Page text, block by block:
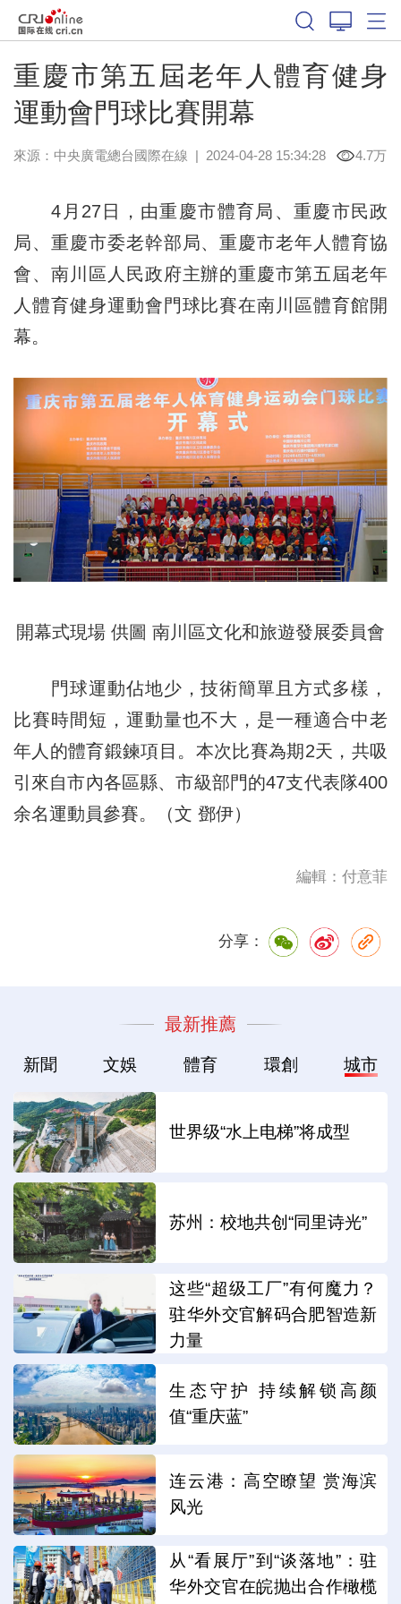
重慶市第五屆老年人體育健身
運動會門球比賽開幕
來源：中央廣電總台國際在線 | 2024-04-28 15:34:28 4.7万
4月27日，由重慶市體育局、重慶市民政
局、重慶市委老幹部局、重慶市老年人體育協
會、南川區人民政府主辦的重慶市第五屆老年
人體育健身運動會門球比賽在南川區體育館開
幕。
開幕式現場 供圖 南川區文化和旅遊發展委員會
門球運動佔地少，技術簡單且方式多樣，
比賽時間短，運動量也不大，是一種適合中老
年人的體育鍛鍊項目。本次比賽為期2天，共吸
引來自市內各區縣、市級部門的47支代表隊400
余名運動員參賽。（文 鄧伊）
編輯：付意菲
分享：
最新推薦
新聞 文娛 體育 環創 城市
世界级“水上电梯”将成型
苏州：校地共创“同里诗光”
这些“超级工厂”有何魔力？
驻华外交官解码合肥智造新
力量
生态守护 持续解锁高颜
值“重庆蓝”
连云港：高空瞭望 赏海滨
风光
从“看展厅”到“谈落地”：驻
华外交官在皖抛出合作橄榄